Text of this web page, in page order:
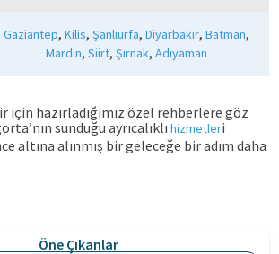
Gaziantep, Kilis, Şanlıurfa, Diyarbakır, Batman,
Mardin, Siirt, Şırnak, Adıyaman
için hazırladığımız özel rehberlere göz
sunduğu ayrıcalıklı hizmetleri
altına alınmış bir geleceğe bir adım daha
Öne Çıkanlar